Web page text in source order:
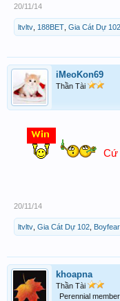
)
20/11/14
ltvltv 188BET Gia Cát Dự 102
iMeoKon69
Thần Tài
Cứ
20/11/14
ltvltv Gia Cát Dự 102
khoapna
Thần Tài
Perennial member